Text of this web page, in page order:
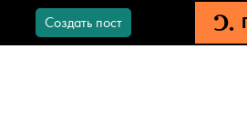
Создать пост